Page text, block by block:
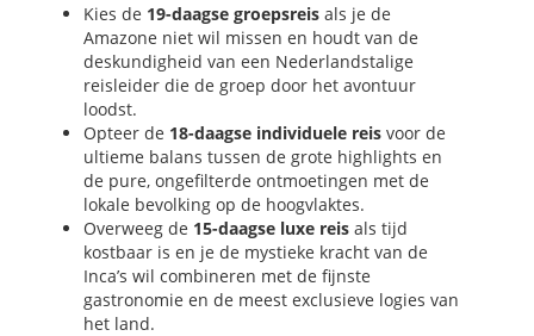
Kies de 19-daagse groepsreis als je de
Amazone niet wil missen en houdt van de
deskundigheid van een Nederlandstalige
reisleider die de groep door het avontuur
loodst.
Opteer de 18-daagse individuele reis voor de
ultieme balans tussen de grote highlights en
de pure, ongefilterde ontmoetingen met de
lokale bevolking op de hoogvlaktes.
Overweeg de 15-daagse luxe reis als tijd
kostbaar is en je de mystieke kracht van de
Inca’s wil combineren met de fijnste
gastronomie en de meest exclusieve logies van
het land.